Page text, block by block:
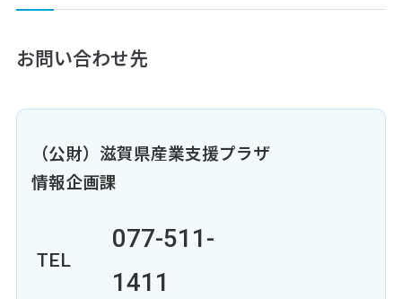
お問い合わせ先
（公財）滋賀県産業支援プラザ
情報企画課
TEL
077-511-
1411